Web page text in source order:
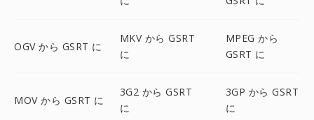
OGV から GSRT に
MKV から GSRT
に
MPEG から
GSRT に
MOV から GSRT に
3G2 から GSRT
に
3GP から GSRT
に